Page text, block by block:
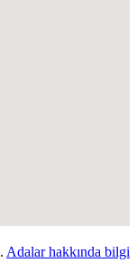
Adalarhakkında bilgi